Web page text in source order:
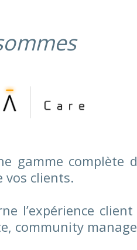
gamme complète
vos clients.
l’expérience
community